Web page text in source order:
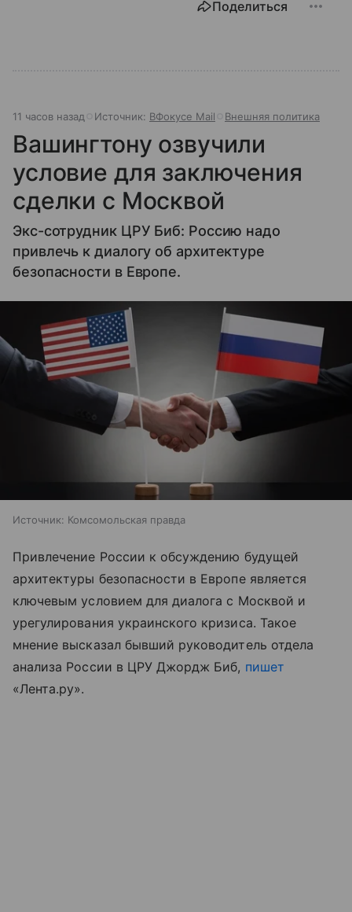
Поделиться
11 часов назад Источник: ВФокусе Mail Внешняя политика
Вашингтону озвучили
условие для заключения
сделки с Москвой
Экс-сотрудник ЦРУ Биб: Россию надо
привлечь к диалогу об архитектуре
безопасности в Европе.
Источник: Комсомольская правда
Привлечение России к обсуждению будущей
архитектуры безопасности в Европе является
ключевым условием для диалога с Москвой и
урегулирования украинского кризиса. Такое
мнение высказал бывший руководитель отдела
анализа России в ЦРУ Джордж Биб, пишет
«Лента.ру».